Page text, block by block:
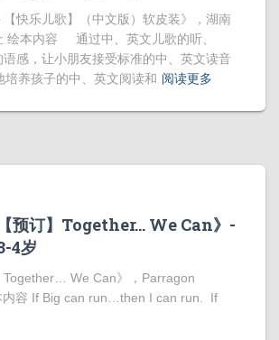
快乐儿歌】（中文版）软皮装》，湖南
绘本内容 通过中、英文儿歌的听、
感，让小朋友接受标准的中、英文读音
养孩子的中、英文阅读和 阅读更多
预订】Together… We Can》-
4岁
Together… We Can》，Parragon
内容 If Big can run…then I can run. If